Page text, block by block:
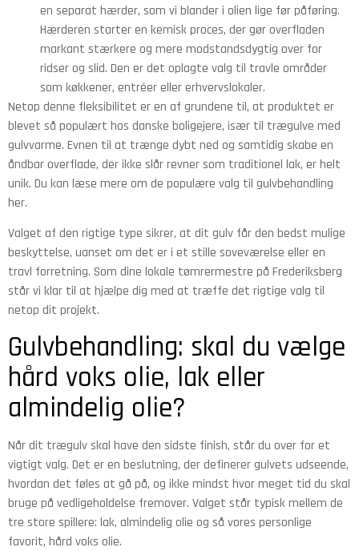
en separat hærder, som vi blander i olien lige før påføring.
Hærderen starter en kemisk proces, der gør overfladen
markant stærkere og mere modstandsdygtig over for
ridser og slid. Den er det oplagte valg til travle områder
som køkkener, entréer eller erhvervslokaler.
Netop denne fleksibilitet er en af grundene til, at produktet er
blevet så populært hos danske boligejere, især til trægulve med
gulvvarme. Evnen til at trænge dybt ned og samtidig skabe en
åndbar overflade, der ikke slår revner som traditionel lak, er helt
unik. Du kan læse mere om de populære valg til gulvbehandling
her.
Valget af den rigtige type sikrer, at dit gulv får den bedst mulige
beskyttelse, uanset om det er i et stille soveværelse eller en
travl forretning. Som dine lokale tømrermestre på Frederiksberg
står vi klar til at hjælpe dig med at træffe det rigtige valg til
netop dit projekt.
Gulvbehandling: skal du vælge
hård voks olie, lak eller
almindelig olie?
Når dit trægulv skal have den sidste finish, står du over for et
vigtigt valg. Det er en beslutning, der definerer gulvets udseende,
hvordan det føles at gå på, og ikke mindst hvor meget tid du skal
bruge på vedligeholdelse fremover. Valget står typisk mellem de
tre store spillere: lak, almindelig olie og så vores personlige
favorit, hård voks olie.